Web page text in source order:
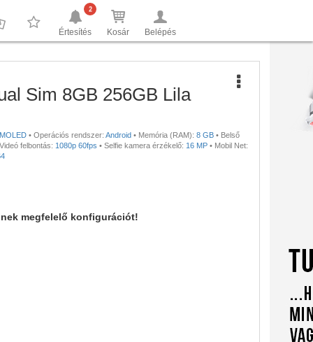
Értesítés
2
Kosár Belépés
Sim 8GB 256GB Lila
• Operációs rendszer: Android • Memória (RAM): 8 GB • Belső
Videó felbontás: 1080p 60fps • Selfie kamera érzékelő: 16 MP • Mobil Net:
megfelelő konfigurációt!